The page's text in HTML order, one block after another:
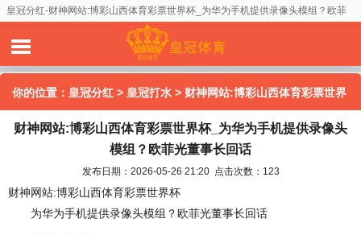
皇冠分红-财神网站:博彩山西体育彩票世界杯_为华为手机提供录像头模组？欧菲
你的位置： 皇冠分红 > 皇冠打水 > 财神网站:博彩山西体育彩票世界
杯_为华为手机提供录像头模组？欧菲光董事长回话
财神网站:博彩山西体育彩票世界杯_为华为手机提供录像头
模组？欧菲光董事长回话
发布日期：2026-05-26 21:20 点击次数：123
财神网站:博彩山西体育彩票世界杯
为华为手机提供录像头模组？欧菲光董事长回话